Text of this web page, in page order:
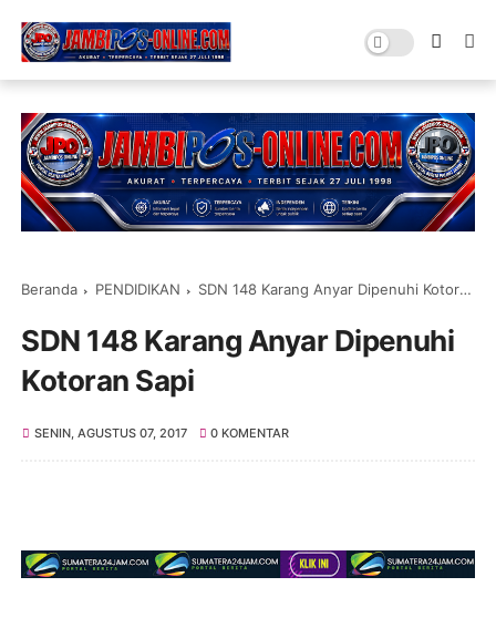
Beranda PENDIDIKAN SDN 148 Karang Anyar Dipenuhi Kotoran Sapi
SDN 148 Karang Anyar Dipenuhi
Kotoran Sapi
SENIN, AGUSTUS 07, 2017 0 KOMENTAR